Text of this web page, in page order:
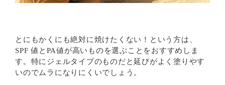
とにもかくにも絶対に焼けたくない！という方は、
SPF 値とPA値が高いものを選ぶことをおすすめしま
す。特にジェルタイプのものだと延びがよく塗りやす
いのでムラになりにくいでしょう。